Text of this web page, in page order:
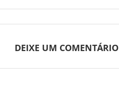
DEIXE UM COMENTÁRIO